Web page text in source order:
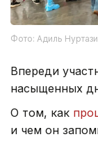
Фото: Адиль
Впереди
насыщенных
О том, как
и чем он